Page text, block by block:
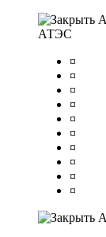
АТЭС
¤
¤
¤
¤
¤
¤
¤
¤
¤
¤